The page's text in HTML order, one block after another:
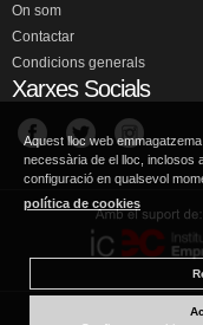
On som
Contactar
Condicions generals
Xarxes Socials
Aquest lloc web
necessària de el lloc, inclosos
configuració en qualsevol
política de cookies